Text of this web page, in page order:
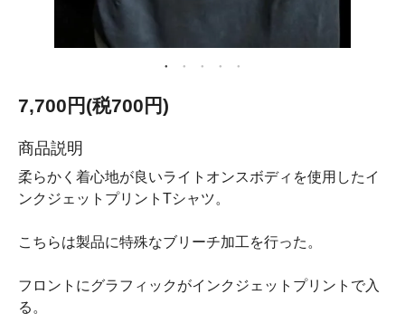
7,700円(税700円)
商品説明
柔らかく着心地が良いライトオンスボディを使用したイ
ンクジェットプリントTシャツ。
こちらは製品に特殊なブリーチ加工を行った。
フロントにグラフィックがインクジェットプリントで入
る。